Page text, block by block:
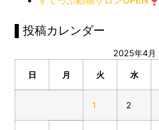
▌投稿カレンダー
2025年4月
日 月 火 水
1 2